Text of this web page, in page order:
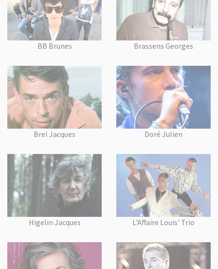
BB Brunes Brassens Georges
Brel Jacques Doré Julien
Higelin Jacques L'Affaire Louis' Trio